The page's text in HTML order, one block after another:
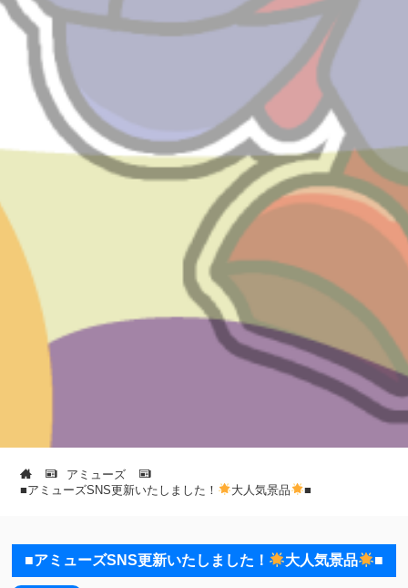
アミューズ
■アミューズSNS更新いたしました！
大人気景品 ■
■アミューズSNS更新いたしました！ 大人気景品 ■